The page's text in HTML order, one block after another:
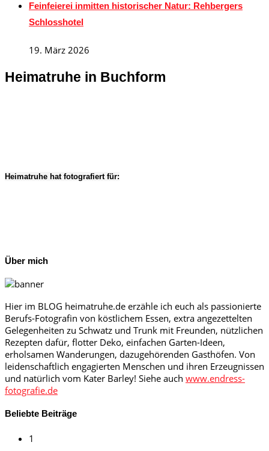
Feinfeierei inmitten historischer Natur: Rehbergers
Schlosshotel
19. März 2026
Heimatruhe in Buchform
Heimatruhe hat fotografiert für:
Über mich
Hier im BLOG heimatruhe.de erzähle ich euch als passionierte
Berufs-Fotografin von köstlichem Essen, extra angezettelten
Gelegenheiten zu Schwatz und Trunk mit Freunden, nützlichen
Rezepten dafür, flotter Deko, einfachen Garten-Ideen,
erholsamen Wanderungen, dazugehörenden Gasthöfen. Von
leidenschaftlich engagierten Menschen und ihren Erzeugnissen
und natürlich vom Kater Barley! Siehe auch www.endress-
fotografie.de
Beliebte Beiträge
1